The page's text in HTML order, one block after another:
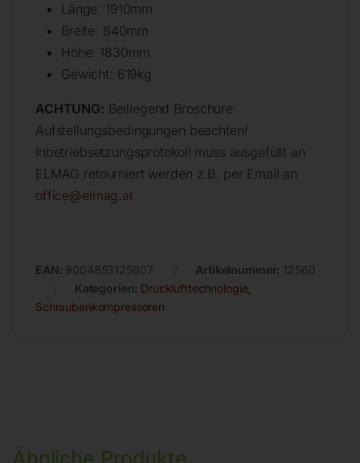
Länge: 1910mm
Breite: 840mm
Höhe: 1830mm
Gewicht: 619kg
ACHTUNG: Beiliegend Broschüre
Aufstellungsbedingungen beachten!
Inbetriebsetzungsprotokoll muss ausgefüllt an
ELMAG retourniert werden z.B. per Email an
office@elmag.at
EAN: 9004853125607 Artikelnummer: 12560
Kategorien: Drucklufttechnologie
Schraubenkompressoren
Ähnliche Produkte